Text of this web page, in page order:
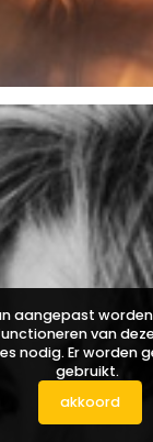
aangepast
van
nodig. Er worden
gebruikt.
akkoord